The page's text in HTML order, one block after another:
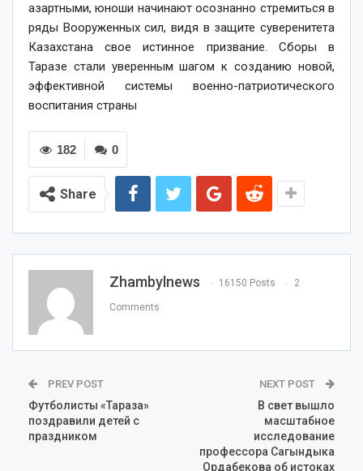
азартными, юноши начинают осознанно стремиться в
ряды Вооруженных сил, видя в защите суверенитета
Казахстана свое истинное призвание. Сборы в
Таразе стали уверенным шагом к созданию новой,
эффективной системы военно-патриотического
воспитания страны
0
182
Share
Zhambylnews 16150 Posts 2
Comments
PREV POST
Футболисты «Тараза»
поздравили детей с
праздником
NEXT POST
В свет вышло
масштабное
исследование
профессора Сагындыка
Ордабекова об истоках